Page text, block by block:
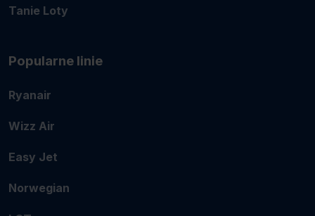
Tanie Loty
Popularne linie
Ryanair
Wizz Air
Easy Jet
Norwegian